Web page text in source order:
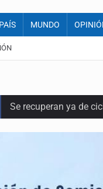
PAÍS MUNDO
Se recuperan ya de
SCJN ordena al
Fiscalía exhuma 126